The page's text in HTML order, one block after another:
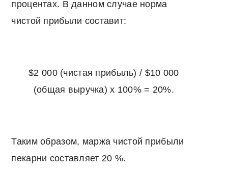
процентах. В данном случае норма
чистой прибыли составит:
$2 000 (чистая прибыль) / $10 000
(общая выручка) x 100% = 20%.
Таким образом, маржа чистой прибыли
пекарни составляет 20 %.